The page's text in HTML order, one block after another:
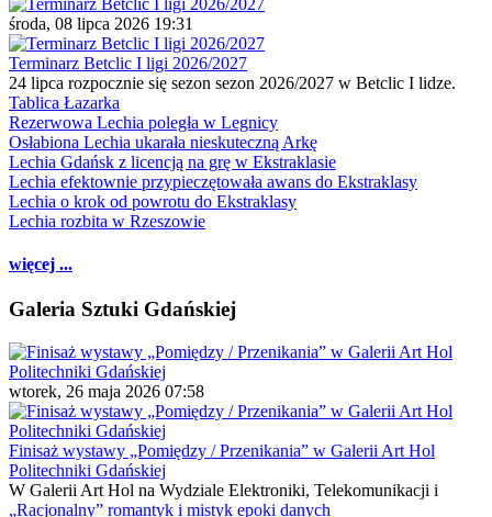
środa, 08 lipca 2026 19:31
Terminarz Betclic I ligi 2026/2027
24 lipca rozpocznie się sezon sezon 2026/2027 w Betclic I lidze.
Tablica Łazarka
Rezerwowa Lechia poległa w Legnicy
Osłabiona Lechia ukarała nieskuteczną Arkę
Lechia Gdańsk z licencją na grę w Ekstraklasie
Lechia efektownie przypieczętowała awans do Ekstraklasy
Lechia o krok od powrotu do Ekstraklasy
Lechia rozbita w Rzeszowie
więcej ...
Galeria Sztuki Gdańskiej
wtorek, 26 maja 2026 07:58
Finisaż wystawy „Pomiędzy / Przenikania” w Galerii Art Hol
Politechniki Gdańskiej
W Galerii Art Hol na Wydziale Elektroniki, Telekomunikacji i
„Racjonalny” romantyk i mistyk epoki danych